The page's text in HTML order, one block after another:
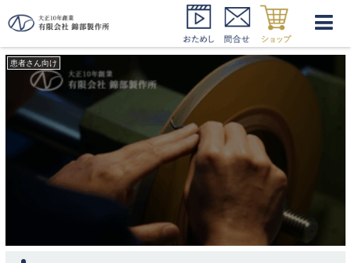
マイクレド
患者さん向け